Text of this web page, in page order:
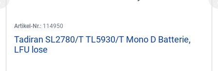
Artikel-Nr.: 114950
Tadiran SL2780/T TL5930/T Mono D Batterie,
LFU lose